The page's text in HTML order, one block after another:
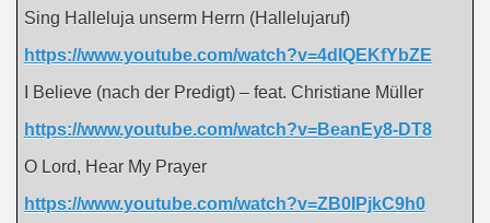
Sing Halleluja unserm Herrn (Hallelujaruf)
https://www.youtube.com/watch?v=4dIQEKfYbZE
I Believe (nach der Predigt) – feat. Christiane Müller
https://www.youtube.com/watch?v=BeanEy8-DT8
O Lord, Hear My Prayer
https://www.youtube.com/watch?v=ZB0IPjkC9h0